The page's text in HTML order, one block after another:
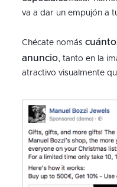
va a dar un empujón a
Chécate nomás
anuncio, tanto en la
atractivo visualmente